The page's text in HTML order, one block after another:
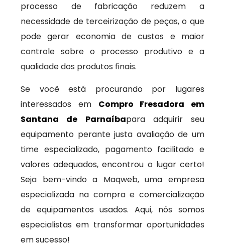
processo de fabricação reduzem a
necessidade de terceirização de peças, o que
pode gerar economia de custos e maior
controle sobre o processo produtivo e a
qualidade dos produtos finais.
Se você está procurando por lugares
interessados em Compro Fresadora em
Santana de Parnaíbapara adquirir seu
equipamento perante justa avaliação de um
time especializado, pagamento facilitado e
valores adequados, encontrou o lugar certo!
Seja bem-vindo a Maqweb, uma empresa
especializada na compra e comercialização
de equipamentos usados. Aqui, nós somos
especialistas em transformar oportunidades
em sucesso!